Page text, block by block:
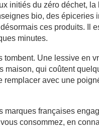
initiés du zéro déchet,
bio, des
ces produits. Il
minutes.
Une lessive en
maison, qui coûtent
remplacer avec une
marques françaises
consommez, en